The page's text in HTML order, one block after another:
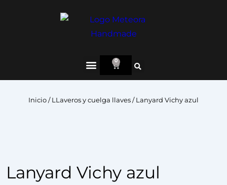
0
Inicio/LLaveros y cuelga llaves/ Lanyard Vichy azul
Lanyard Vichy azul